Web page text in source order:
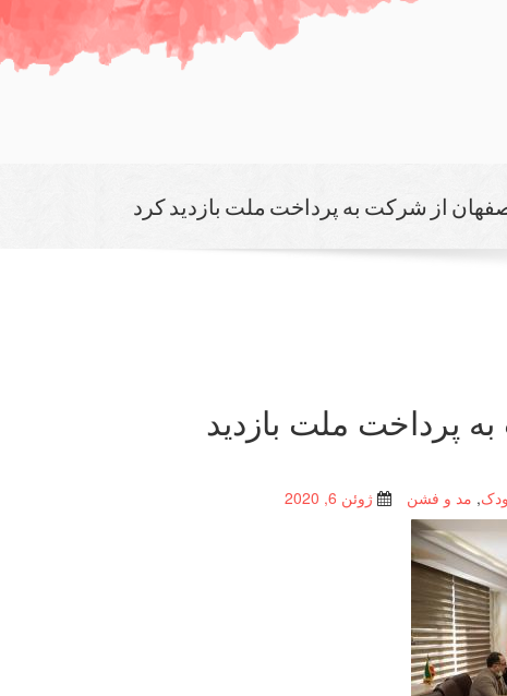
از شركت به پرداخت ملت بازدید كرد
پرداخت ملت بازدید
, مد و فشن ژوئن 6, 2020